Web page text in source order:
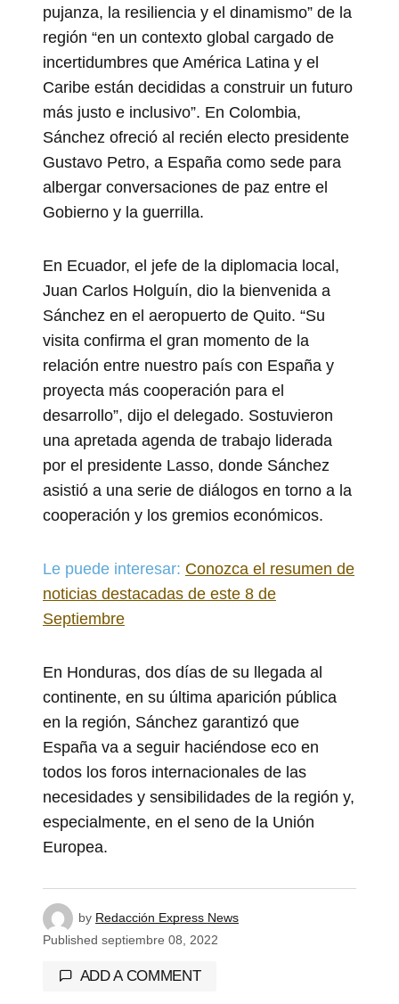
pujanza, la resiliencia y el dinamismo” de la
región “en un contexto global cargado de
incertidumbres que América Latina y el
Caribe están decididas a construir un futuro
más justo e inclusivo”. En Colombia,
Sánchez ofreció al recién electo presidente
Gustavo Petro, a España como sede para
albergar conversaciones de paz entre el
Gobierno y la guerrilla.
En Ecuador, el jefe de la diplomacia local,
Juan Carlos Holguín, dio la bienvenida a
Sánchez en el aeropuerto de Quito. “Su
visita confirma el gran momento de la
relación entre nuestro país con España y
proyecta más cooperación para el
desarrollo”, dijo el delegado. Sostuvieron
una apretada agenda de trabajo liderada
por el presidente Lasso, donde Sánchez
asistió a una serie de diálogos en torno a la
cooperación y los gremios económicos.
Le puede interesar: Conozca el resumen de
noticias destacadas de este 8 de
Septiembre
En Honduras, dos días de su llegada al
continente, en su última aparición pública
en la región, Sánchez garantizó que
España va a seguir haciéndose eco en
todos los foros internacionales de las
necesidades y sensibilidades de la región y,
especialmente, en el seno de la Unión
Europea.
by Redacción Express News
Published septiembre 08, 2022
ADD A COMMENT